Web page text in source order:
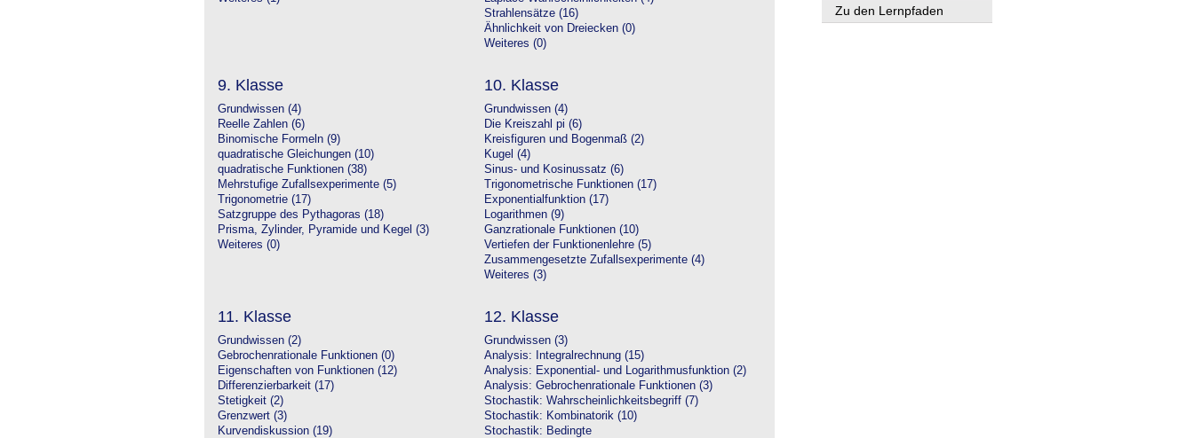
Strahlensätze (16)
Ähnlichkeit von Dreiecken (0)
Weiteres (0)
9. Klasse
Grundwissen (4)
Reelle Zahlen (6)
Binomische Formeln (9)
quadratische Gleichungen (10)
quadratische Funktionen (38)
Mehrstufige Zufallsexperimente (5)
Trigonometrie (17)
Satzgruppe des Pythagoras (18)
Prisma, Zylinder, Pyramide und Kegel (3)
Weiteres (0)
10. Klasse
Grundwissen (4)
Die Kreiszahl pi (6)
Kreisfiguren und Bogenmaß (2)
Kugel (4)
Sinus- und Kosinussatz (6)
Trigonometrische Funktionen (17)
Exponentialfunktion (17)
Logarithmen (9)
Ganzrationale Funktionen (10)
Vertiefen der Funktionenlehre (5)
Zusammengesetzte Zufallsexperimente (4)
Weiteres (3)
11. Klasse
Grundwissen (2)
Gebrochenrationale Funktionen (0)
Eigenschaften von Funktionen (12)
Differenzierbarkeit (17)
Stetigkeit (2)
Grenzwert (3)
Kurvendiskussion (19)
12. Klasse
Grundwissen (3)
Analysis: Integralrechnung (15)
Analysis: Exponential- und Logarithmusfunktion (2)
Analysis: Gebrochenrationale Funktionen (3)
Stochastik: Wahrscheinlichkeitsbegriff (7)
Stochastik: Kombinatorik (10)
Stochastik: Bedingte
Zu den Lernpfaden